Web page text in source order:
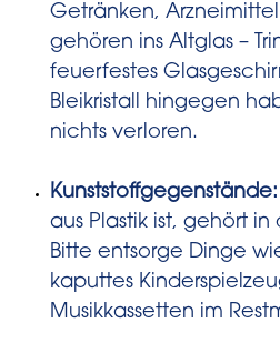
Getränken,
gehören ins Altglas –
feuerfestes
Bleikristall hingegen
nichts verloren.
Kunststoffgegenstände:
aus Plastik ist, gehört
Bitte entsorge Dinge
kaputtes
Musikkassetten im